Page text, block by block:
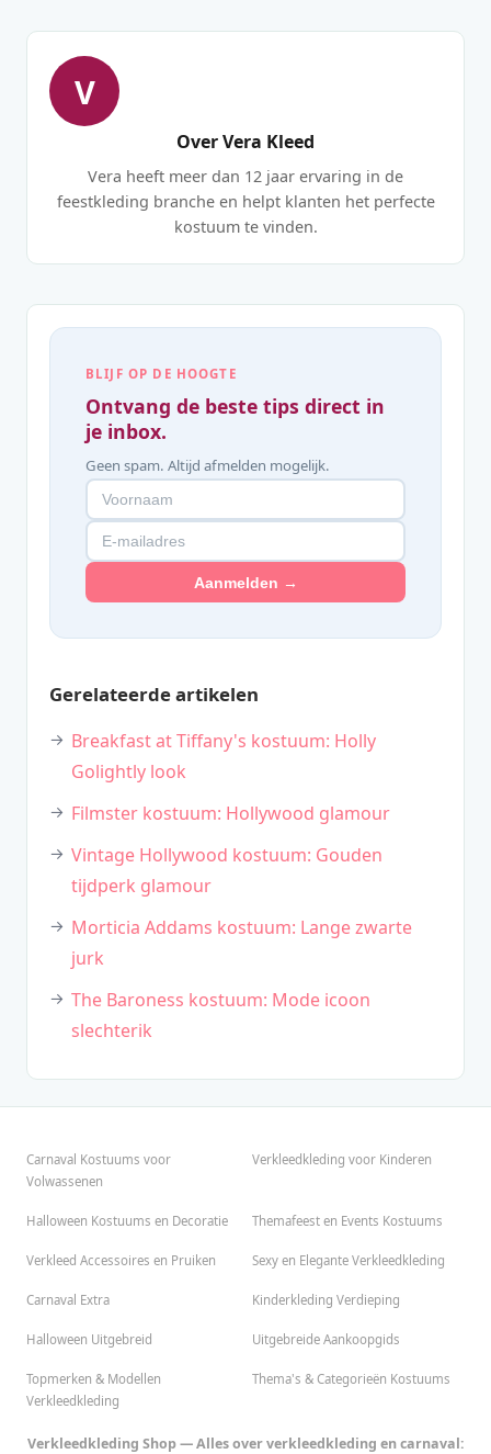
V
Over Vera Kleed
Vera heeft meer dan 12 jaar ervaring in de
feestkleding branche en helpt klanten het perfecte
kostuum te vinden.
BLIJF OP DE HOOGTE
Ontvang de beste tips direct in
je inbox.
Geen spam. Altijd afmelden mogelijk.
Aanmelden →
Gerelateerde artikelen
Breakfast at Tiffany's kostuum: Holly
Golightly look
Filmster kostuum: Hollywood glamour
Vintage Hollywood kostuum: Gouden
tijdperk glamour
Morticia Addams kostuum: Lange zwarte
jurk
The Baroness kostuum: Mode icoon
slechterik
Carnaval Kostuums voor
Volwassenen
Verkleedkleding voor Kinderen
Halloween Kostuums en Decoratie Themafeest en Events Kostuums
Verkleed Accessoires en Pruiken Sexy en Elegante Verkleedkleding
Carnaval Extra Kinderkleding Verdieping
Halloween Uitgebreid Uitgebreide Aankoopgids
Topmerken & Modellen
Verkleedkleding
Thema's & Categorieën Kostuums
Verkleedkleding Shop — Alles over verkleedkleding en carnaval: